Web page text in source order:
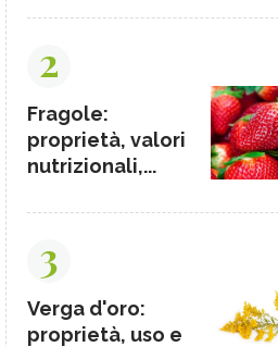
2
Fragole:
proprietà, valori
nutrizionali,...
3
Verga d'oro:
proprietà, uso e